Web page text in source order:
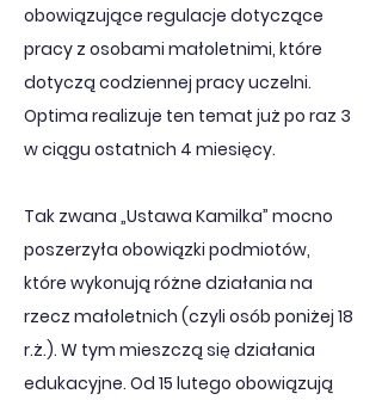
obowiązujące regulacje dotyczące
pracy z osobami małoletnimi, które
dotyczą codziennej pracy uczelni.
Optima realizuje ten temat już po raz 3
w ciągu ostatnich 4 miesięcy.
Tak zwana „Ustawa Kamilka” mocno
poszerzyła obowiązki podmiotów,
które wykonują różne działania na
rzecz małoletnich (czyli osób poniżej 18
r.ż.). W tym mieszczą się działania
edukacyjne. Od 15 lutego obowiązują